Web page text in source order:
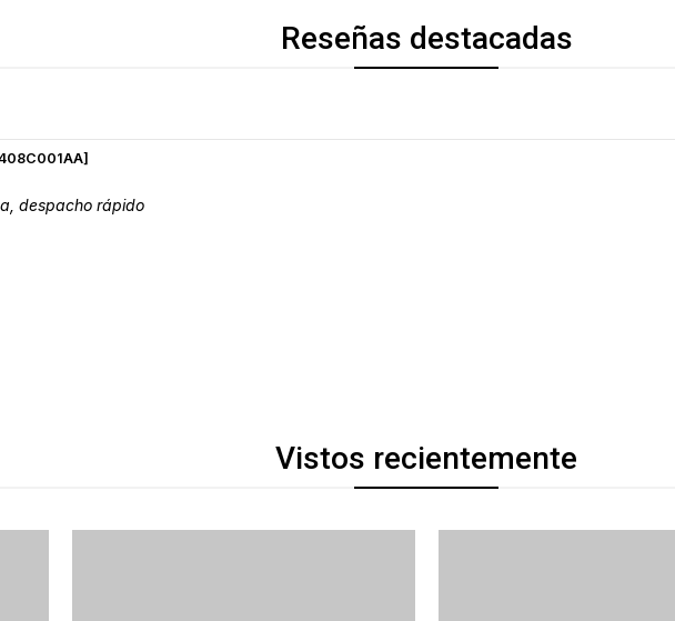
Reseñas destacadas
despacho rápido
Vistos recientemente